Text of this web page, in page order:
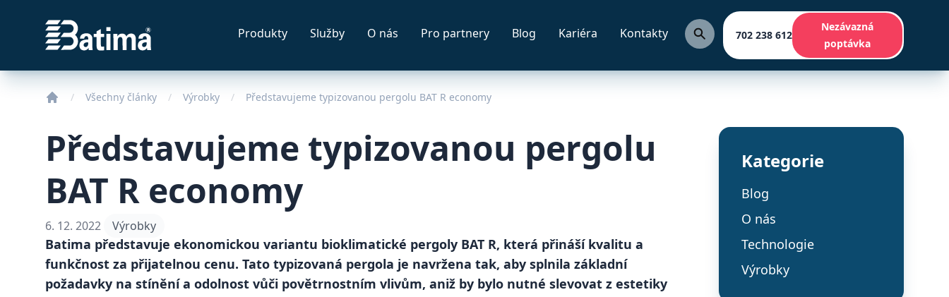
Batima Produkty Služby O nás Pro partnery Blog Kariéra Kontakty 702 238 612
Nezávazná
poptávka
Všechny články Výrobky Představujeme typizovanou pergolu BAT R economy
Představujeme typizovanou pergolu
BAT R economy
6. 12. 2022 Výrobky
Batima představuje ekonomickou variantu bioklimatické pergoly BAT R, která přináší kvalitu a
funkčnost za přijatelnou cenu. Tato typizovaná pergola je navržena tak, aby splnila základní
požadavky na stínění a odolnost vůči povětrnostním vlivům, aniž by bylo nutné slevovat z estetiky
Kategorie
Blog
O nás
Technologie
Výrobky